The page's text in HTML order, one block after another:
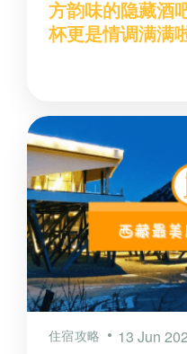
方韵味的隐藏酒
杯更是情调满满
住宿攻略 13 Jun